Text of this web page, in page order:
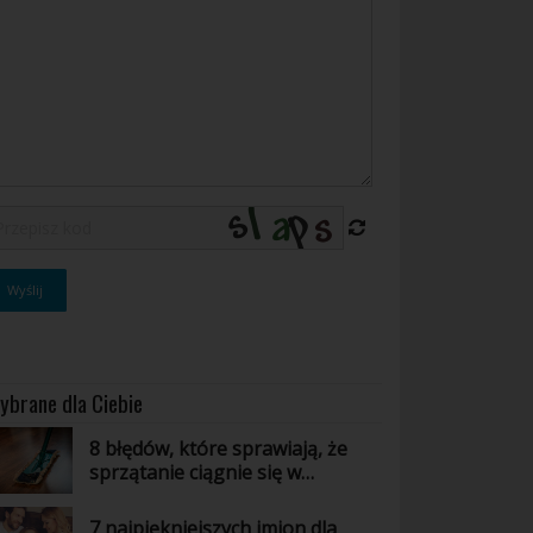
dla Ciebie
8 błędów, które sprawiają, że
sprzątanie ciągnie się w